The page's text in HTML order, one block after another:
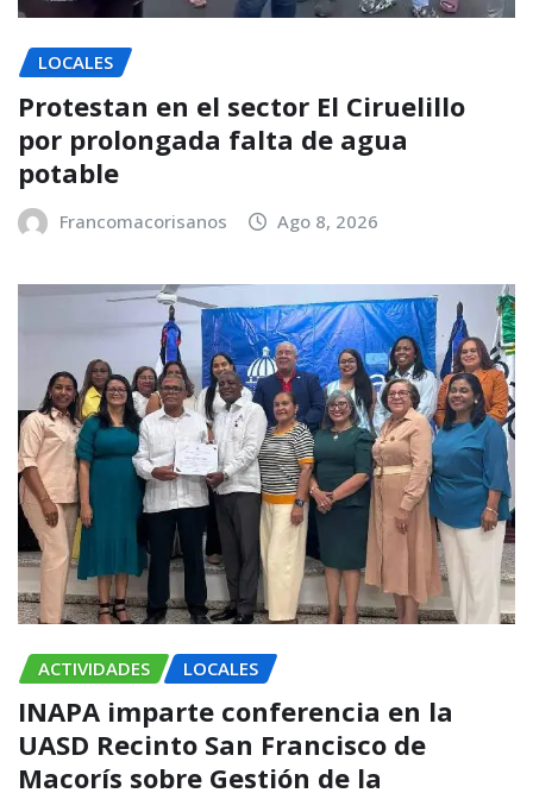
LOCALES
Protestan en el sector El Ciruelillo
por prolongada falta de agua
potable
Francomacorisanos Ago 8, 2026
ACTIVIDADES LOCALES
INAPA imparte conferencia en la
UASD Recinto San Francisco de
Macorís sobre Gestión de la